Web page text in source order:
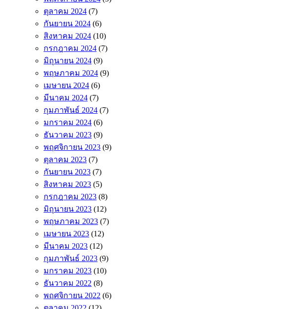
ตุลาคม 2024 (7)
กันยายน 2024 (6)
สิงหาคม 2024 (10)
กรกฎาคม 2024 (7)
มิถุนายน 2024 (9)
พฤษภาคม 2024 (9)
เมษายน 2024 (6)
มีนาคม 2024 (7)
กุมภาพันธ์ 2024 (7)
มกราคม 2024 (6)
ธันวาคม 2023 (9)
พฤศจิกายน 2023 (9)
ตุลาคม 2023 (7)
กันยายน 2023 (7)
สิงหาคม 2023 (5)
กรกฎาคม 2023 (8)
มิถุนายน 2023 (12)
พฤษภาคม 2023 (7)
เมษายน 2023 (12)
มีนาคม 2023 (12)
กุมภาพันธ์ 2023 (9)
มกราคม 2023 (10)
ธันวาคม 2022 (8)
พฤศจิกายน 2022 (6)